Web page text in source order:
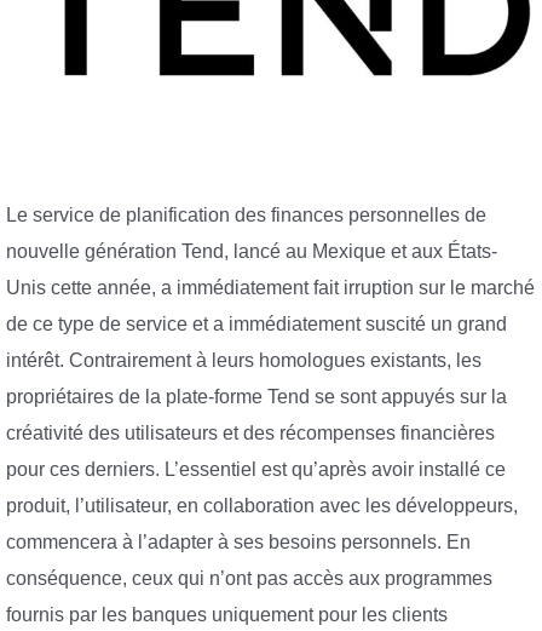
Le service de planification des finances personnelles de
nouvelle génération Tend, lancé au Mexique et aux États-
Unis cette année, a immédiatement fait irruption sur le marché
de ce type de service et a immédiatement suscité un grand
intérêt. Contrairement à leurs homologues existants, les
propriétaires de la plate-forme Tend se sont appuyés sur la
créativité des utilisateurs et des récompenses financières
pour ces derniers. L’essentiel est qu’après avoir installé ce
produit, l’utilisateur, en collaboration avec les développeurs,
commencera à l’adapter à ses besoins personnels. En
conséquence, ceux qui n’ont pas accès aux programmes
fournis par les banques uniquement pour les clients